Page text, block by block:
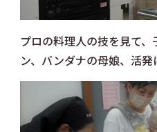
プロの料理人の技を見て
ン、バンダナの母娘、活